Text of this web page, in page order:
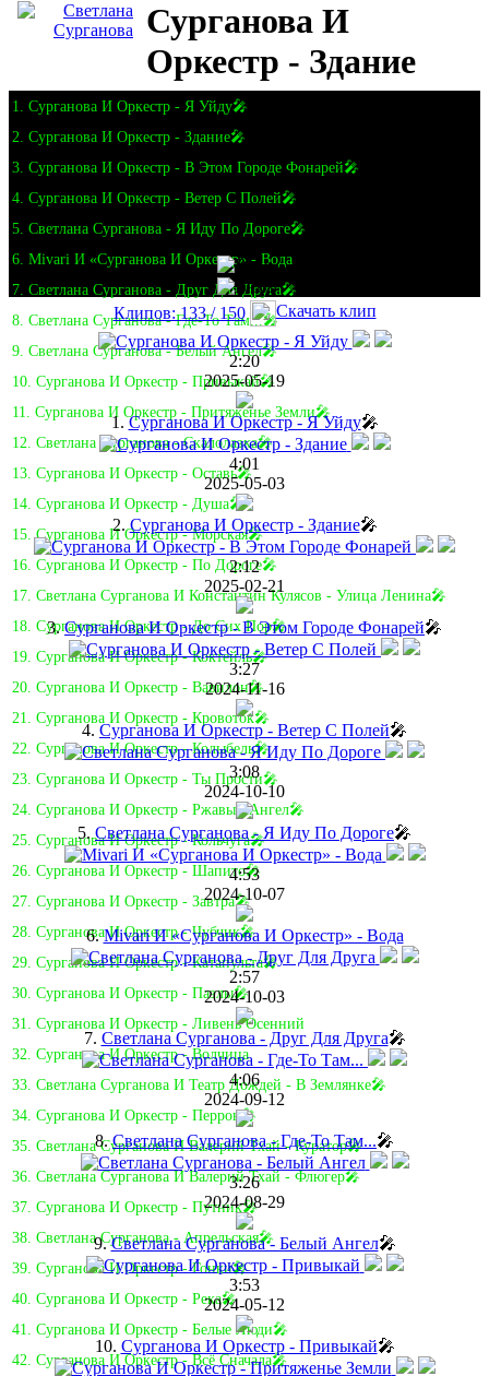
Сурганова И
Оркестр - Здание
1. Сурганова И Оркестр - Я Уйду🎤
2. Сурганова И Оркестр - Здание🎤
3. Сурганова И Оркестр - В Этом Городе Фонарей🎤
4. Сурганова И Оркестр - Ветер С Полей🎤
5. Светлана Сурганова - Я Иду По Дороге🎤
6. Mivari И «Сурганова И Оркестр» - Вода
7. Светлана Сурганова - Друг Для Друга🎤
8. Светлана Сурганова - Где-То Там...🎤
9. Светлана Сурганова - Белый Ангел🎤
10. Сурганова И Оркестр - Привыкай🎤
11. Сурганова И Оркестр - Притяженье Земли🎤
12. Светлана Сурганова - Скалолазка🎤
13. Сурганова И Оркестр - Оставь🎤
14. Сурганова И Оркестр - Душа🎤
15. Сурганова И Оркестр - Морская🎤
16. Сурганова И Оркестр - По Дороге🎤
17. Светлана Сурганова И Константин Кулясов - Улица Ленина🎤
18. Сурганова И Оркестр - До Сих Пор🎤
19. Сурганова И Оркестр - Коктейль🎤
20. Сурганова И Оркестр - Вавилон🎤
21. Сурганова И Оркестр - Кровоток🎤
22. Сурганова И Оркестр - Колыбель🎤
23. Сурганова И Оркестр - Ты Прости🎤
24. Сурганова И Оркестр - Ржавый Ангел🎤
25. Сурганова И Оркестр - Кольчуга🎤
26. Сурганова И Оркестр - Шапито🎤
27. Сурганова И Оркестр - Завтра🎤
28. Сурганова И Оркестр - Чубчик🎤
29. Сурганова И Оркестр - Катапульта🎤
30. Сурганова И Оркестр - Пазлы🎤
31. Сурганова И Оркестр - Ливень Осенний
32. Сурганова И Оркестр - Волчица
33. Светлана Сурганова И Театр Дождей - В Землянке🎤
34. Сурганова И Оркестр - Перрон🎤
35. Светлана Сурганова И Валерий Тхай - Куратор🎤
36. Светлана Сурганова И Валерий Тхай - Флюгер🎤
37. Сурганова И Оркестр - Путник🎤
38. Светлана Сурганова - Апрельская🎤
39. Сурганова И Оркестр - Гонки🎤
40. Сурганова И Оркестр - Река🎤
41. Сурганова И Оркестр - Белые Люди🎤
42. Сурганова И Оркестр - Всё Сначала🎤
Клипов: 133 / 150 Скачать клип
2:20
2025-05-19
1.Сурганова И Оркестр - Я Уйду🎤
4:01
2025-05-03
2.Сурганова И Оркестр - Здание🎤
2:12
2025-02-21
3.Сурганова И Оркестр - В Этом Городе Фонарей🎤
3:27
2024-11-16
4. Сурганова И Оркестр - Ветер С Полей🎤
3:08
2024-10-10
5. Светлана Сурганова - Я Иду По Дороге🎤
4:53
2024-10-07
6.Mivari И «Сурганова И Оркестр» - Вода
2:57
2024-10-03
7. Светлана Сурганова - Друг Для Друга🎤
4:06
2024-09-12
8.Светлана Сурганова - Где-То Там...🎤
3:26
2024-08-29
9.Светлана Сурганова - Белый Ангел🎤
3:53
2024-05-12
10. Сурганова И Оркестр - Привыкай🎤